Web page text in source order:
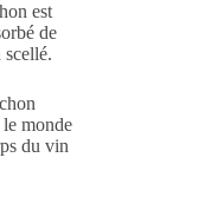
est
de
monde
du vin